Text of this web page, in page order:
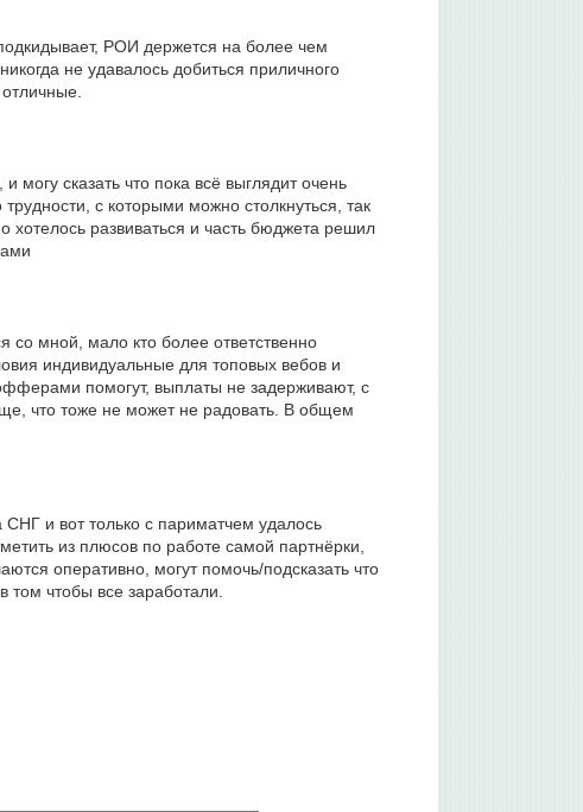
РОИ держется на более чем
не удавалось добиться приличного
могу сказать что пока всё выглядит очень
с которыми можно столкнуться, так
развиваться и часть бюджета решил
со мной, мало кто более ответственно
индивидуальные для топовых вебов и
помогут, выплаты не задерживают, с
что тоже не может не радовать. В общем
и вот только с париматчем удалось
из плюсов по работе самой партнёрки,
оперативно, могут помочь/подсказать что
чтобы все заработали.